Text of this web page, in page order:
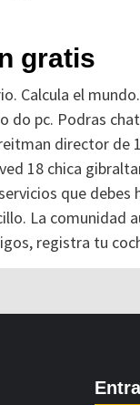
gratis
Calcula el
pc. Podras
director de
18 chica
que
La
registra tu